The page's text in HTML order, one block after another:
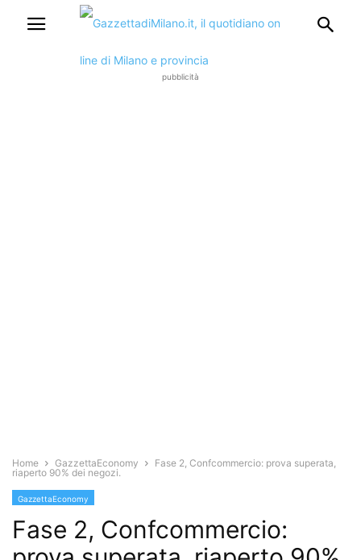
pubblicità
Home GazzettaEconomy
Fase 2, Confcommercio: prova superata,
riaperto 90% dei negozi.
GazzettaEconomy
Fase 2, Confcommercio: